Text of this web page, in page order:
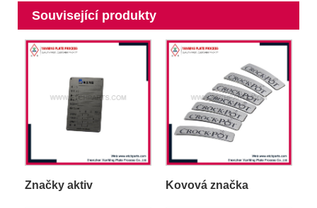
Související produkty
Značky aktiv Kovová značka